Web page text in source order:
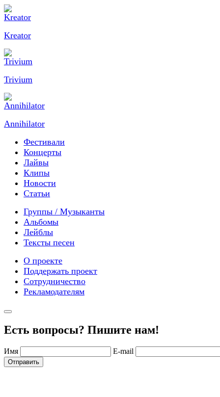
Kreator
Trivium
Annihilator
Фестивали
Концерты
Лайвы
Клипы
Новости
Статьи
Группы / Музыканты
Альбомы
Лейблы
Тексты песен
О проекте
Поддержать проект
Сотрудничество
Рекламодателям
Есть вопросы? Пишите нам!
Имя E-mail